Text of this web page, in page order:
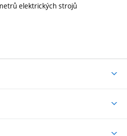
elektrických strojů